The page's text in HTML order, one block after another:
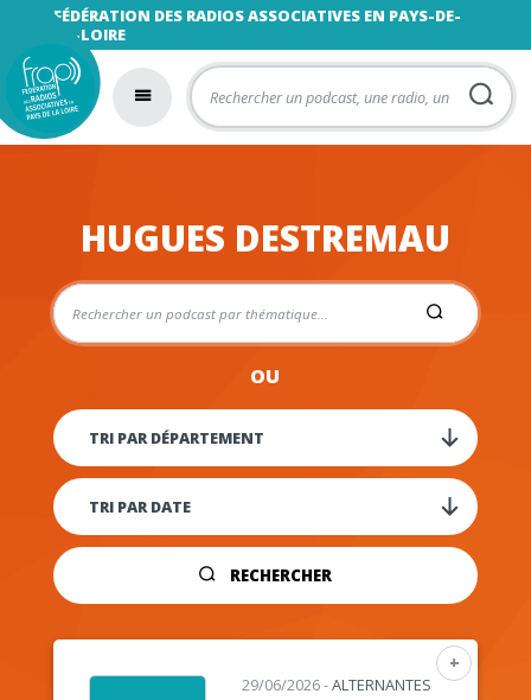
FÉDÉRATION DES RADIOS ASSOCIATIVES EN PAYS-DE-
LA-LOIRE
HUGUES DESTREMAU
OU
RECHERCHER
+
29/06/2026-ALTERNANTES